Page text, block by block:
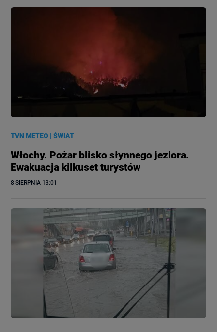
TVN METEO |ŚWIAT
Włochy. Pożar blisko słynnego jeziora.
Ewakuacja kilkuset turystów
8 SIERPNIA 13:01